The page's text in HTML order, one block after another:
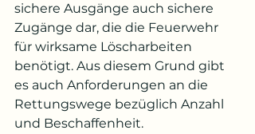
sichere Ausgänge auch sichere
Zugänge dar, die die Feuerwehr
für wirksame Löscharbeiten
benötigt. Aus diesem Grund gibt
es auch Anforderungen an die
Rettungswege bezüglich Anzahl
und Beschaffenheit.